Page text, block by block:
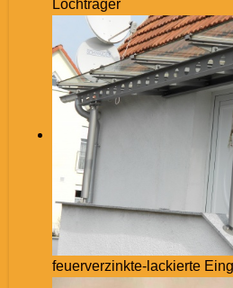
Lochträger
feuerverzinkte-lackierte